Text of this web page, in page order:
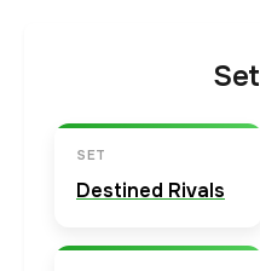
SET
Destined Rivals